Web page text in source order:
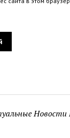
Новости